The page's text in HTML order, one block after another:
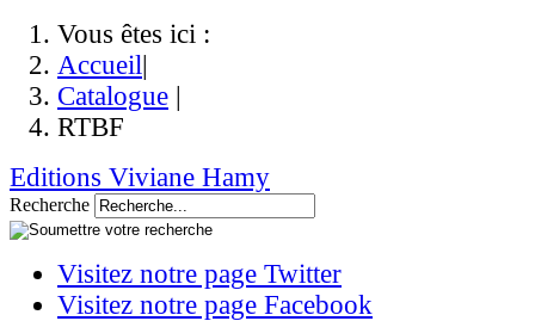
Vous êtes ici :
Accueil|
Catalogue |
RTBF
Editions Viviane Hamy
Recherche
Visitez notre page Twitter
Visitez notre page Facebook